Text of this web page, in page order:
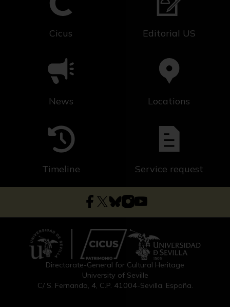
Cicus Editorial US
News Locations
Timeline Service request
Directorate-General for Cultural Heritage
University of Seville
C/ S. Fernando, 4, C.P. 41004-Sevilla, España.